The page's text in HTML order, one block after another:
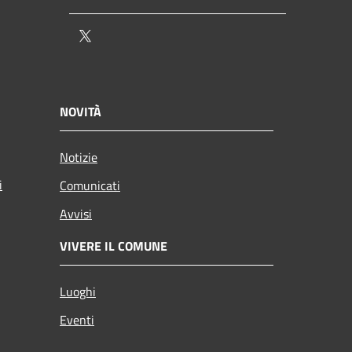
NOVITÀ
Notizie
Comunicati
Avvisi
VIVERE IL COMUNE
Luoghi
Eventi